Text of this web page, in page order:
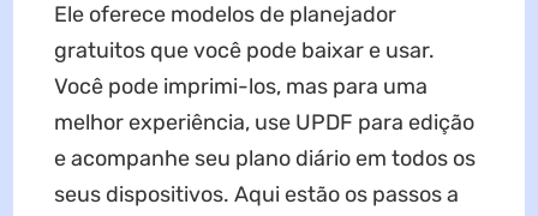
Ele oferece modelos de planejador
gratuitos que você pode baixar e usar.
Você pode imprimi-los, mas para uma
melhor experiência, use UPDF para edição
e acompanhe seu plano diário em todos os
seus dispositivos. Aqui estão os passos a